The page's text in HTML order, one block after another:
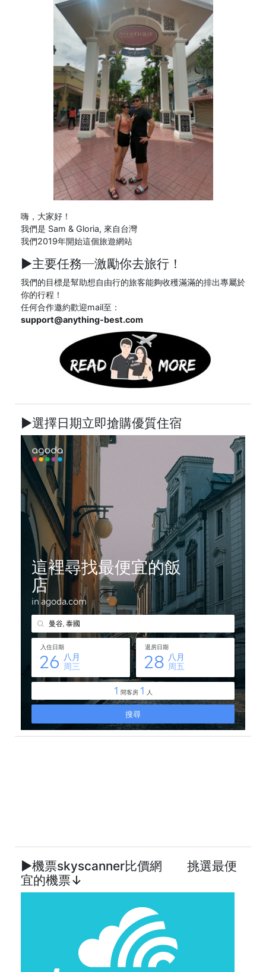
嗨，大家好！
我們是 Sam & Gloria, 來自台灣
我們2019年開始這個旅遊網站
►主要任務─激勵你去旅行！
我們的目標是幫助想自由行的旅客能夠收穫滿滿的排出專屬於
你的行程！
任何合作邀約歡迎mail至：
support@anything-best.com
►選擇日期立即搶購優質住宿
►機票skyscanner比價網 挑選最便
宜的機票↓